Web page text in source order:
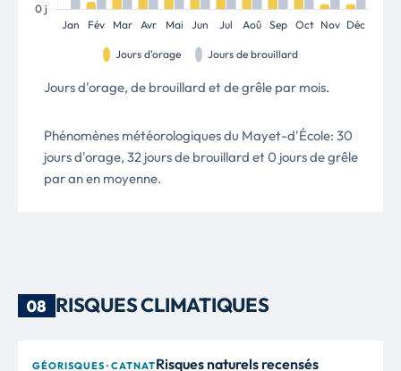
Jours d'orage, de brouillard et de grêle par mois.
Phénomènes météorologiques du Mayet-d'École: 30
jours d'orage, 32 jours de brouillard et 0 jours de grêle
par an en moyenne.
08 RISQUES CLIMATIQUES
GÉORISQUES · CATNATRisques naturels recensés